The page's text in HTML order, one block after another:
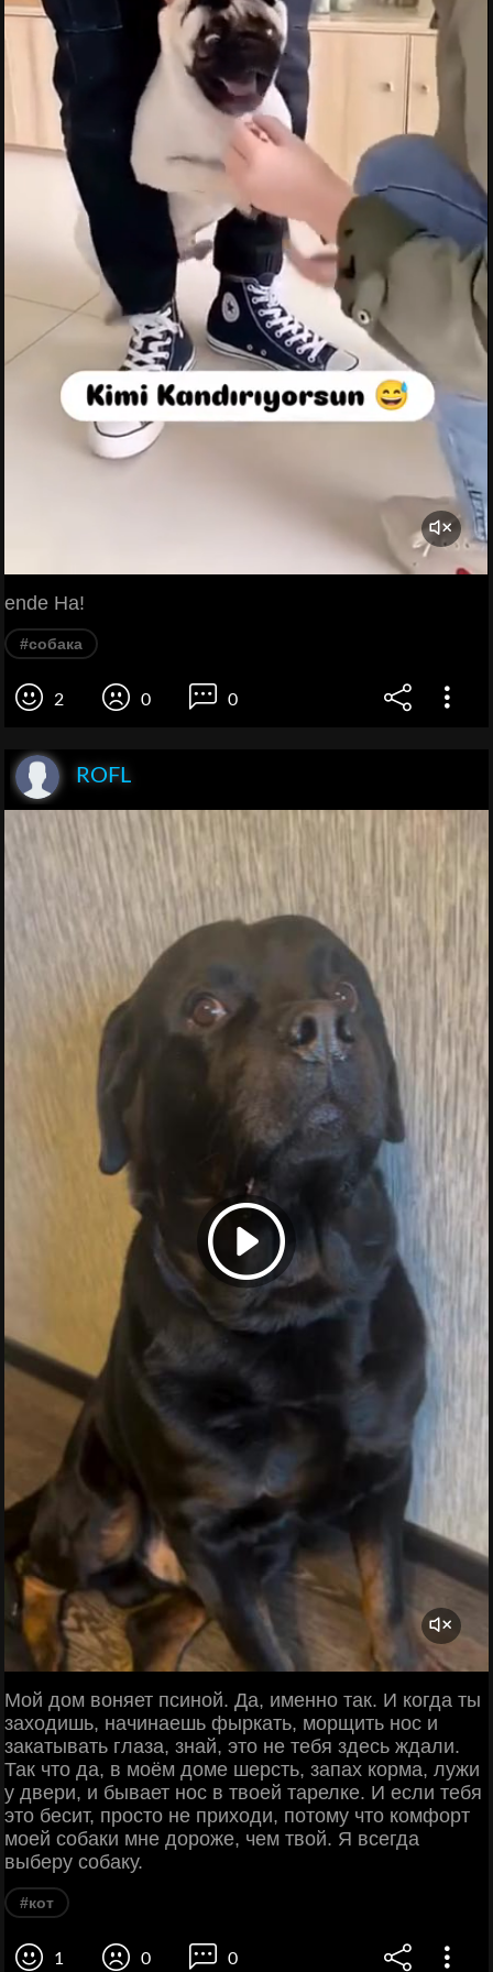
ende Ha!
#собака
2 0 0
ROFL
Мой дом воняет псиной. Да, именно так. И когда ты
заходишь, начинаешь фыркать, морщить нос и
закатывать глаза, знай, это не тебя здесь ждали.
Так что да, в моём доме шерсть, запах корма, лужи
у двери, и бывает нос в твоей тарелке. И если тебя
это бесит, просто не приходи, потому что комфорт
моей собаки мне дороже, чем твой. Я всегда
выберу собаку.
#кот
1 0 0